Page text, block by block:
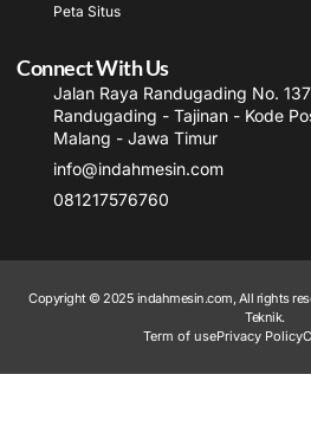
Peta Situs
Connect With Us
Jalan Raya Randugading No.
Randugading - Tajinan - Kode
Malang - Jawa Timur
info@indahmesin.com
081217576760
Copyright © 2025 indahmesin.com, All rights
Teknik.
Term of usePrivacy Policy